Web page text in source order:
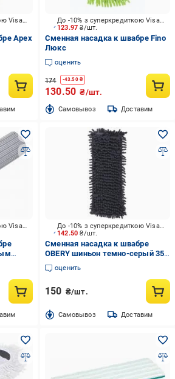
До -10% з суперкредиткою Visa Вигода
Apex
123.97₴/шт.
До -10% з суперкредиткою Visa Вигода
Сменная насадка к швабре Fino
Люкс
оценить
174 -43.50₴
130.50 ₴/шт.
Cамовывоз Доставим
До -10% з суперкредиткою Visa Вигода
142.50₴/шт.
До -10% з суперкредиткою Visa Вигода
Сменная насадка к швабре
OBERY шиньон темно-серый 35
см
оценить
150 ₴/шт.
Cамовывоз Доставим